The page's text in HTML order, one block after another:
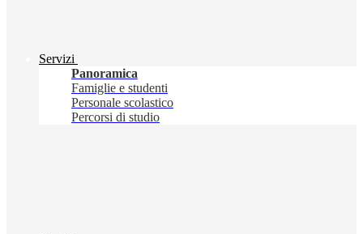
Servizi
Panoramica
Famiglie e studenti
Personale scolastico
Percorsi di studio